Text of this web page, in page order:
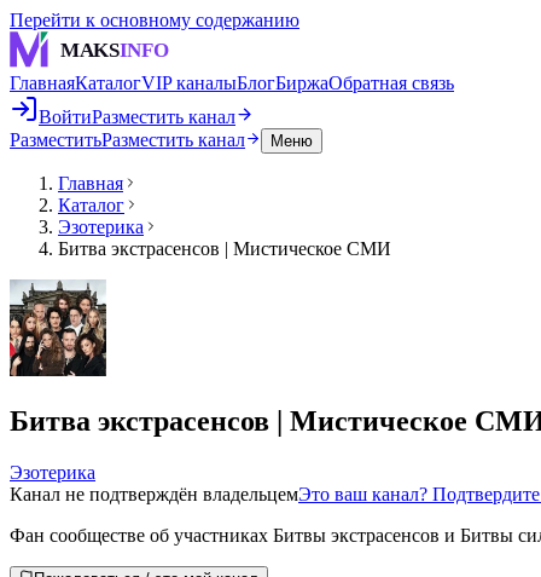
Перейти к основному содержанию
MAKSINFO
ГлавнаяКаталогVIP каналыБлогБиржаОбратная связь
ВойтиРазместить канал
РазместитьРазместить канал Меню
Главная
Каталог
Эзотерика
Битва экстрасенсов | Мистическое СМИ
Битва экстрасенсов | Мистическое
Эзотерика
Канал не подтверждён владельцемЭто ваш канал?
Фан сообществе об участниках Битвы экстрасенсов и Битвы